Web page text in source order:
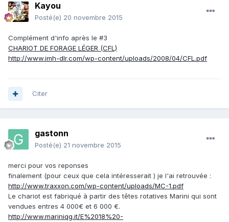
Kayou
Posté(e) 20 novembre 2015
Complément d'info après le #3
CHARIOT DE FORAGE LÉGER (CFL)
http://www.imh-dlr.com/wp-content/uploads/2008/04/CFL.pdf
Citer
gastonn
Posté(e) 21 novembre 2015
merci pour vos reponses
finalement (pour ceux que cela intéresserait ) je l'ai retrouvée :
http://www.traxxon.com/wp-content/uploads/MC-1.pdf
Le chariot est fabriqué à partir des têtes rotatives Marini qui sont
vendues entres 4 000€ et 6 000 €.
http://www.mariniqg.it/E%2018%20-